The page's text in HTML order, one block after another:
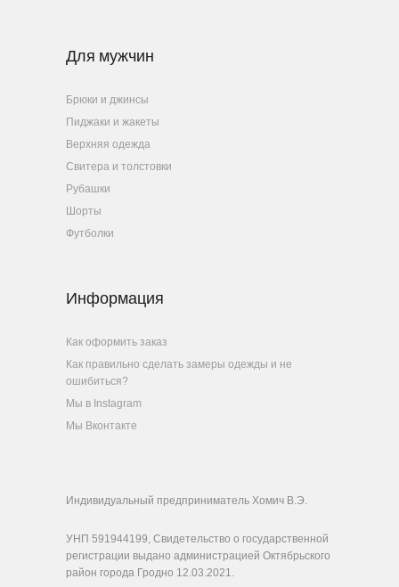
Для мужчин
Брюки и джинсы
Пиджаки и жакеты
Верхняя одежда
Свитера и толстовки
Рубашки
Шорты
Футболки
Информация
Как оформить заказ
Как правильно сделать замеры одежды и не
ошибиться?
Мы в Instagram
Мы Вконтакте
Индивидуальный предприниматель Хомич В.Э.
УНП 591944199, Свидетельство о государственной
регистрации выдано администрацией Октябрьского
район города Гродно 12.03.2021.